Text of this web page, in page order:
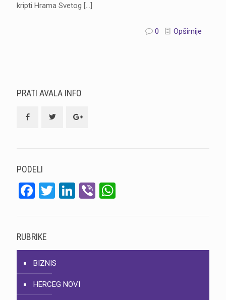
kripti Hrama Svetog […]
0 Opširnije
PRATI AVALA INFO
PODELI
Facebook
Twitter
LinkedIn
Viber
RUBRIKE
BIZNIS
HERCEG NOVI